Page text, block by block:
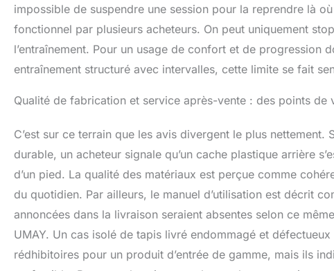
impossible de suspendre une session pour la reprendre là
fonctionnel par plusieurs acheteurs. On peut uniquement
l’entraînement. Pour un usage de confort et de progression
entraînement structuré avec intervalles, cette limite se fait
Qualité de fabrication et service après-vente : des points de
C’est sur ce terrain que les avis divergent le plus nettement.
durable, un acheteur signale qu’un cache plastique arrière
d’un pied. La qualité des matériaux est perçue comme
du quotidien. Par ailleurs, le manuel d’utilisation est décrit
annoncées dans la livraison seraient absentes selon ce
UMAY. Un cas isolé de tapis livré endommagé et
rédhibitoires pour un produit d’entrée de gamme, mais ils